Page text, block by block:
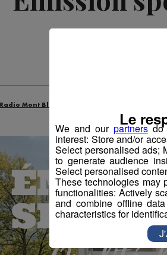
Radio Mont Blanc
We and our partnersdo
interest: Store and/or
Select personalised ads;
to generate audience
Select personalised
These technologies may
functionalities: Actively
and combine offline
characteristics for
Le